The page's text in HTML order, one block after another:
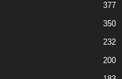
377
350
232
200